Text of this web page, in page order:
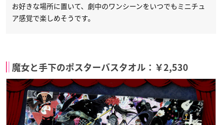
お好きな場所に置いて、劇中のワンシーンをいつでもミニチュ
ア感覚で楽しめそうです。
魔女と手下のポスターバスタオル：￥2,530